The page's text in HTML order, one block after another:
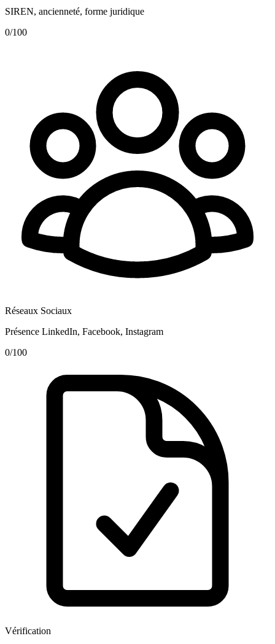
SIREN, ancienneté, forme juridique
0/100
Réseaux Sociaux
Présence LinkedIn, Facebook, Instagram
0/100
Vérification